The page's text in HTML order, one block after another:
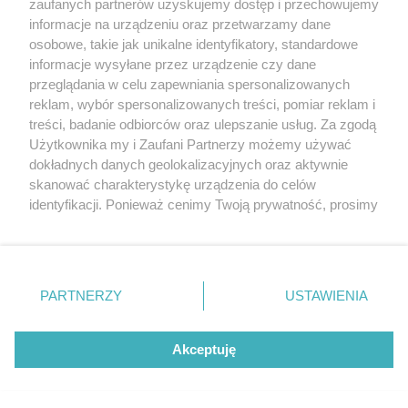
Więcej
wSzczecinie.pl
Regulamin konkursów
śniadaniówka "Hej
Szczecin! Jest piątek!"
Partnerzy
Praca Szczecin
© 2026 wSzczecinie.pl
Created by GOD
zaufanych partnerów uzyskujemy dostęp i przechowujemy
informacje na urządzeniu oraz przetwarzamy dane
osobowe, takie jak unikalne identyfikatory, standardowe
informacje wysyłane przez urządzenie czy dane
przeglądania w celu zapewniania spersonalizowanych
reklam, wybór spersonalizowanych treści, pomiar reklam i
treści, badanie odbiorców oraz ulepszanie usług. Za zgodą
Użytkownika my i Zaufani Partnerzy możemy używać
dokładnych danych geolokalizacyjnych oraz aktywnie
skanować charakterystykę urządzenia do celów
identyfikacji. Ponieważ cenimy Twoją prywatność, prosimy
prywatności znajdujący się w lewym dolnym rogu strony
. Niektóre rodzaje przetwarzania danych nie wymagają
takiemu przetwarzaniu. Preferencje będą miały
zastosowania tylko na tej witrynie.
PARTNERZY USTAWIENIA
Akceptuję